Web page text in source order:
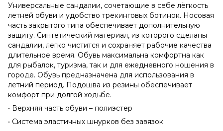
Универсальные сандалии, сочетающие в себе лёгкость
летней обуви и удобство трекинговых ботинок. Носовая
часть закрытого типа обеспечивает дополнительную
защиту. Синтетический материал, из которого сделаны
сандалии, легко чистится и сохраняет рабочие качества
длительное время. Обувь максимальна комфортна как
для рыбалок, туризма, так и для ежедневного ношения в
городе. Обувь предназначена для использования в
летний период. Подошва из резины обеспечивает
комфорт при долгой ходьбе.
• Верхняя часть обуви – полиэстер
• Система эластичных шнурков без завязок